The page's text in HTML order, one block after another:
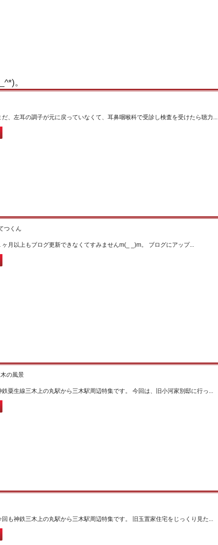
。
、左耳の調子が元に戻っていなくて、耳鼻咽喉科で受診し検査を受けたら聴力...
つくん
月以上もブログ更新できなくてすみませんm(_ _)m。 ブログにアップ...
の風景
粟生線三木上の丸駅から三木駅周辺特集です。 今回は、旧小河家別邸に行っ...
も神鉄三木上の丸駅から三木駅周辺特集です。 旧玉置家住宅をじっくり見た...